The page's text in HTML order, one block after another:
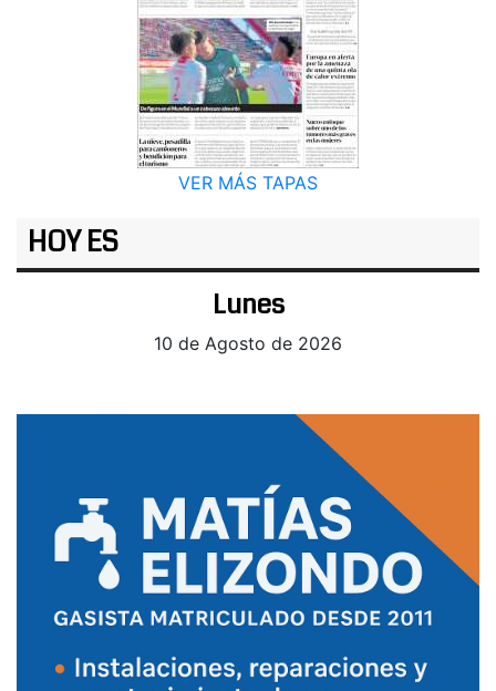
VER MÁS TAPAS
HOY ES
Lunes
10 de Agosto de 2026